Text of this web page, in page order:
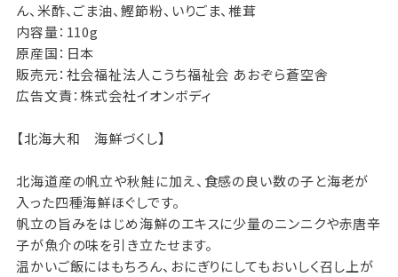
ん、米酢、ごま油、鰹節粉、いりごま、椎茸
内容量：110g
原産国：日本
販売元：社会福祉法人こうち福祉会 あおぞら蒼空舎
広告文責：株式会社イオンボディ
【北海大和 海鮮づくし】
北海道産の帆立や秋鮭に加え、食感の良い数の子と海老が
入った四種海鮮ほぐしです。
帆立の旨みをはじめ海鮮のエキスに少量のニンニクや赤唐辛
子が魚介の味を引き立たせます。
温かいご飯にはもちろん、おにぎりにしてもおいしく召し上が